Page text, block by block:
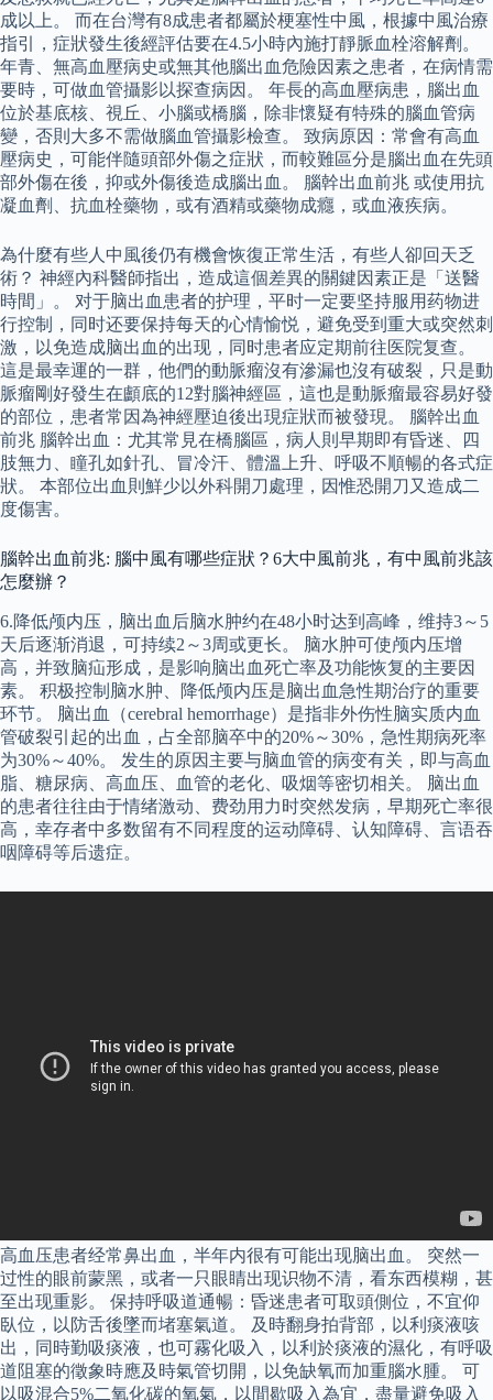
成以上。 而在台灣有8成患者都屬於梗塞性中風，根據中風治療
指引，症狀發生後經評估要在4.5小時內施打靜脈血栓溶解劑。
年青、無高血壓病史或無其他腦出血危險因素之患者，在病情需
要時，可做血管攝影以探查病因。 年長的高血壓病患，腦出血
位於基底核、視丘、小腦或橋腦，除非懷疑有特殊的腦血管病
變，否則大多不需做腦血管攝影檢查。 致病原因：常會有高血
壓病史，可能伴隨頭部外傷之症狀，而較難區分是腦出血在先頭
部外傷在後，抑或外傷後造成腦出血。 腦幹出血前兆 或使用抗
凝血劑、抗血栓藥物，或有酒精或藥物成癮，或血液疾病。
為什麼有些人中風後仍有機會恢復正常生活，有些人卻回天乏
術？ 神經內科醫師指出，造成這個差異的關鍵因素正是「送醫
時間」。 对于脑出血患者的护理，平时一定要坚持服用药物进
行控制，同时还要保持每天的心情愉悦，避免受到重大或突然刺
激，以免造成脑出血的出现，同时患者应定期前往医院复查。
這是最幸運的一群，他們的動脈瘤沒有滲漏也沒有破裂，只是動
脈瘤剛好發生在顱底的12對腦神經區，這也是動脈瘤最容易好發
的部位，患者常因為神經壓迫後出現症狀而被發現。 腦幹出血
前兆 腦幹出血：尤其常見在橋腦區，病人則早期即有昏迷、四
肢無力、瞳孔如針孔、冒冷汗、體溫上升、呼吸不順暢的各式症
狀。 本部位出血則鮮少以外科開刀處理，因惟恐開刀又造成二
度傷害。
腦幹出血前兆: 腦中風有哪些症狀？6大中風前兆，有中風前兆該
怎麼辦？
6.降低颅内压，脑出血后脑水肿约在48小时达到高峰，维持3～5
天后逐渐消退，可持续2～3周或更长。 脑水肿可使颅内压增
高，并致脑疝形成，是影响脑出血死亡率及功能恢复的主要因
素。 积极控制脑水肿、降低颅内压是脑出血急性期治疗的重要
环节。 脑出血（cerebral hemorrhage）是指非外伤性脑实质内血
管破裂引起的出血，占全部脑卒中的20%～30%，急性期病死率
为30%～40%。 发生的原因主要与脑血管的病变有关，即与高血
脂、糖尿病、高血压、血管的老化、吸烟等密切相关。 脑出血
的患者往往由于情绪激动、费劲用力时突然发病，早期死亡率很
高，幸存者中多数留有不同程度的运动障碍、认知障碍、言语吞
咽障碍等后遗症。
高血压患者经常鼻出血，半年内很有可能出现脑出血。 突然一
过性的眼前蒙黑，或者一只眼睛出现识物不清，看东西模糊，甚
至出现重影。 保持呼吸道通暢：昏迷患者可取頭側位，不宜仰
臥位，以防舌後墜而堵塞氣道。 及時翻身拍背部，以利痰液咳
出，同時勤吸痰液，也可霧化吸入，以利於痰液的濕化，有呼吸
道阻塞的徵象時應及時氣管切開，以免缺氧而加重腦水腫。 可
以吸混合5%二氧化碳的氧氣，以間歇吸入為宜，盡量避免吸入